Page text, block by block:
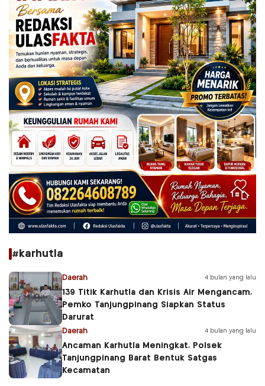
#karhutla
Daerah 4 bulan yang lalu
139 Titik Karhutla dan Krisis Air Mengancam,
Pemko Tanjungpinang Siapkan Status
Darurat
Daerah 4 bulan yang lalu
Ancaman Karhutla Meningkat, Polsek
Tanjungpinang Barat Bentuk Satgas
Kecamatan